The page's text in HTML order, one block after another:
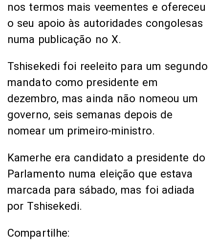
nos termos mais veementes e ofereceu
o seu apoio às autoridades congolesas
numa publicação no X.
Tshisekedi foi reeleito para um segundo
mandato como presidente em
dezembro, mas ainda não nomeou um
governo, seis semanas depois de
nomear um primeiro-ministro.
Kamerhe era candidato a presidente do
Parlamento numa eleição que estava
marcada para sábado, mas foi adiada
por Tshisekedi.
Compartilhe: